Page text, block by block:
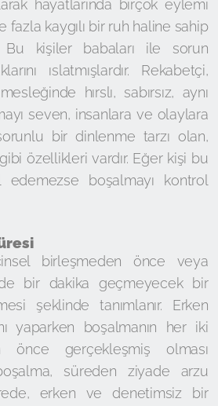
hayatlarında birçok eylemi
fazla kaygılı bir ruh haline sahip
Bu kişiler babaları ile sorun
ıslatmışlardır. Rekabetçi,
hırslı, sabırsız, aynı
seven, insanlara ve olaylara
bir dinlenme tarzı olan,
özellikleri vardır. Eğer kişi bu
boşalmayı kontrol
birleşmeden önce veya
bir dakika geçmeyecek bir
şeklinde tanımlanır. Erken
yaparken boşalmanın her iki
önce gerçekleşmiş olması
süreden ziyade arzu
erken ve denetimsiz bir